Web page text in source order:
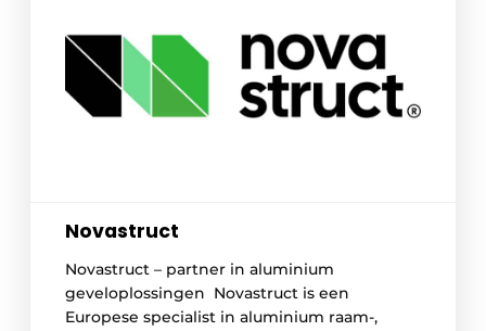
Novastruct
Novastruct – partner in aluminium
geveloplossingen Novastruct is een
Europese specialist in aluminium raam-,